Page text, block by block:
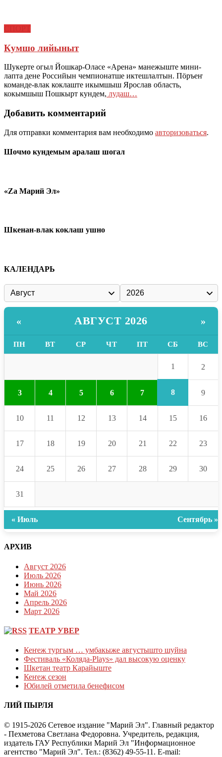
Кумшо лийыныт
Шукерте огыл Йошкар-Оласе «Арена» манежыште мини-
лапта дене Российын чемпионатше иктешлалтын. Пӧръеҥ
команде-влак коклаште икымшыш Ярослав область,
кокымшыш Пошкырт кундем, лудаш…
Добавить комментарий
Для отправки комментария вам необходимо авторизоваться.
Шочмо кундемым аралаш шогал
«Zа Марий Эл»
Шкенан-влак коклаш ушно
КАЛЕНДАРЬ
« АВГУСТ 2026 »
ПН ВТ СР ЧТ ПТ СБ ВС
1 2
3 4 5 6 7 8 9
10 11 12 13 14 15 16
17 18 19 20 21 22 23
24 25 26 27 28 29 30
31
« Июль Сентябрь »
АРХИВ
Август 2026
Июль 2026
Июнь 2026
Май 2026
Апрель 2026
Март 2026
ТЕАТР УВЕР
Кеҥеж тургым … умбакыже августышто шуйна
Фестиваль «Коляда-Plays» дал высокую оценку
Шкетан театр Карайыште
Кеҥеж сезон
Юбилей отметила бенефисом
ЛИЙ ПЫРЛЯ
© 1915-2026 Сетевое издание "Марий Эл". Главный редактор
- Пехметова Светлана Федоровна. Учредитель, редакция,
издатель ГАУ Республики Марий Эл "Информационное
агентство "Марий Эл". Тел.: (8362) 49-55-11. E-mail: